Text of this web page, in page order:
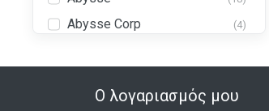
Abysse Corp (4)
Games)Ο λογαριασμός μου